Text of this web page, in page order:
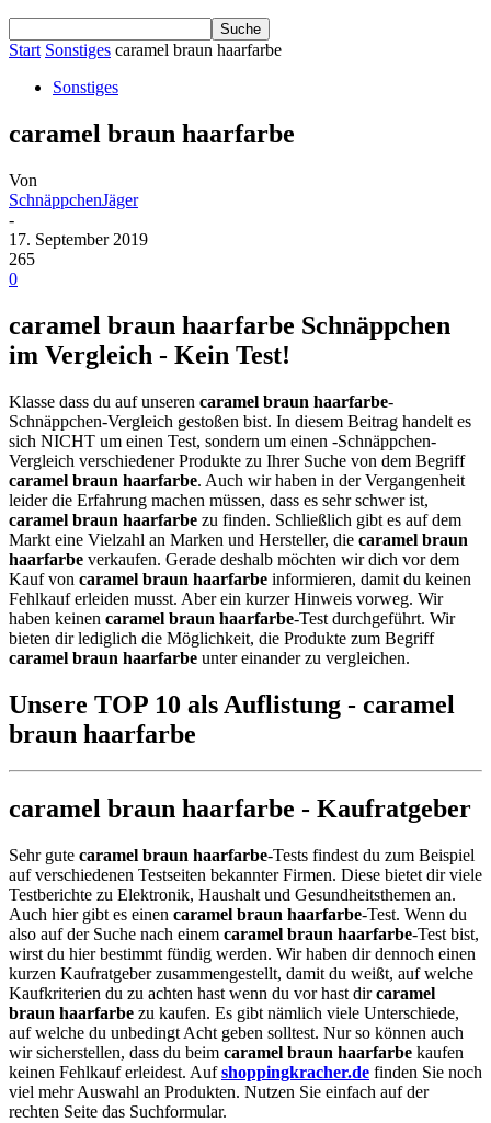
Start Sonstiges caramel braun haarfarbe
Sonstiges
caramel braun haarfarbe
Von
SchnäppchenJäger
-
17. September 2019
265
0
caramel braun haarfarbe Schnäppchen
im Vergleich - Kein Test!
Klasse dass du auf unseren caramel braun haarfarbe-
Schnäppchen-Vergleich gestoßen bist. In diesem Beitrag handelt es
sich NICHT um einen Test, sondern um einen -Schnäppchen-
Vergleich verschiedener Produkte zu Ihrer Suche von dem Begriff
caramel braun haarfarbe. Auch wir haben in der Vergangenheit
leider die Erfahrung machen müssen, dass es sehr schwer ist,
caramel braun haarfarbe zu finden. Schließlich gibt es auf dem
Markt eine Vielzahl an Marken und Hersteller, die caramel braun
haarfarbe verkaufen. Gerade deshalb möchten wir dich vor dem
Kauf von caramel braun haarfarbe informieren, damit du keinen
Fehlkauf erleiden musst. Aber ein kurzer Hinweis vorweg. Wir
haben keinen caramel braun haarfarbe-Test durchgeführt. Wir
bieten dir lediglich die Möglichkeit, die Produkte zum Begriff
caramel braun haarfarbe unter einander zu vergleichen.
Unsere TOP 10 als Auflistung - caramel
braun haarfarbe
caramel braun haarfarbe - Kaufratgeber
Sehr gute caramel braun haarfarbe-Tests findest du zum Beispiel
auf verschiedenen Testseiten bekannter Firmen. Diese bietet dir viele
Testberichte zu Elektronik, Haushalt und Gesundheitsthemen an.
Auch hier gibt es einen caramel braun haarfarbe-Test. Wenn du
also auf der Suche nach einem caramel braun haarfarbe-Test bist,
wirst du hier bestimmt fündig werden. Wir haben dir dennoch einen
kurzen Kaufratgeber zusammengestellt, damit du weißt, auf welche
Kaufkriterien du zu achten hast wenn du vor hast dircaramel
braun haarfarbe zu kaufen. Es gibt nämlich viele Unterschiede,
auf welche du unbedingt Acht geben solltest. Nur so können auch
wir sicherstellen, dass du beim caramel braun haarfarbe kaufen
keinen Fehlkauf erleidest. Aufshoppingkracher.de finden Sie noch
viel mehr Auswahl an Produkten. Nutzen Sie einfach auf der
rechten Seite das Suchformular.